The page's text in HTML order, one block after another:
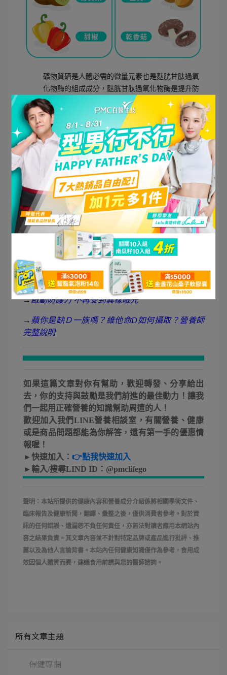
礦物質硒是人體必需的微量元素也是麩胱甘肽過氧
化物酶的組成成分，麩胱甘肽過氧化物酶是提升防
護力的酵素系統。
維生素D被稱為陽光維生素，全世界人口約6-7 成有
維生素D不足的狀況，而體內充足的維生素D能幫助
人健康維持。
維生素C具抗氧化作用，為人體建立最關鍵的防線，
不過現代人生活忙碌，經常忽略飲食要均衡，所以
不少人都出現維生素C過低的現象，在食安風暴的期
間，更要留意多攝取富含維生素C的食物來增強保護
力。
看了這篇文章的人，也看了...
每日該攝取多少硒？各年齡每日攝取量圖解！
→關注度大提升的『硒』有營養素！缺硒？如何補
充？
→啟動防護力 不再受到異樣眼光
→ 蘋你是缺Ｄ一族嗎？維他命D如何攝取？營養師
完整說明
如果這篇文章對你有幫助，歡迎轉發、分享給出
去，你的支持與鼓勵是我們前進的最佳動力！讓我
們一起用正確營養的知識幫助周遭的人！
歡迎加入我們LINE營養相談室，有關營養、健康
或是商品問題都能為你解答，還有第一手的優惠情
報喔！
►快速加入： 👉點我快速加入
►輸入/搜尋LIND ID： @pmclifego
聲明：本站所提供的健康內容和營養成分介紹係將相關學術文件、
臨床報告及健康新聞，翻譯、彙整之後，僅供消費者參考。對於資
訊的任何錯誤、遺漏恕不負任何責任，亦無法對讀者應用本網站內
容之結果負責。其文章內容並不針對特定品牌或產品進行批評、推
薦以及為他人言論背書。本站內任何健康知識僅作為參考，食用成
效因個人體質而異，建議食用前請與您的醫師諮詢。
所有文章主題
保健專欄